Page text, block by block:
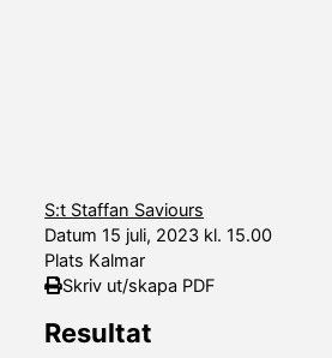
S:t Staffan Saviours
Datum 15 juli, 2023 kl. 15.00
Plats Kalmar
Skriv ut/skapa PDF
Resultat